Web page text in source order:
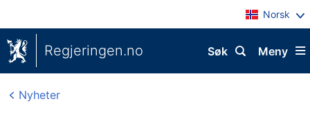
Norsk
Regjeringen.no Meny
Søk
Nyheter